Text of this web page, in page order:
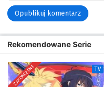
Rekomendowane Serie
ZAKOŃCZONE TV